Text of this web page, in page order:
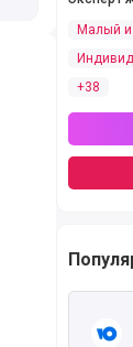
Малый
+38